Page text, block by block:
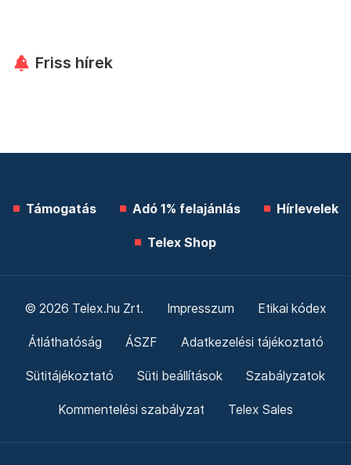
Friss hírek
Támogatás Adó 1% felajánlás Hírlevelek
Telex Shop
© 2026 Telex.hu Zrt. Impresszum Etikai kódex
Átláthatóság ÁSZF Adatkezelési tájékoztató
Sütitájékoztató Süti beállítások Szabályzatok
Kommentelési szabályzat Telex Sales